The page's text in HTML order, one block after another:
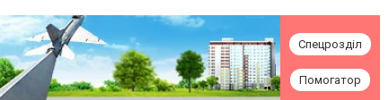
Спецрозділ
Помогатор